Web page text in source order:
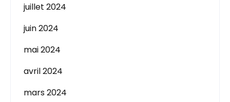
juillet 2024
juin 2024
mai 2024
avril 2024
mars 2024